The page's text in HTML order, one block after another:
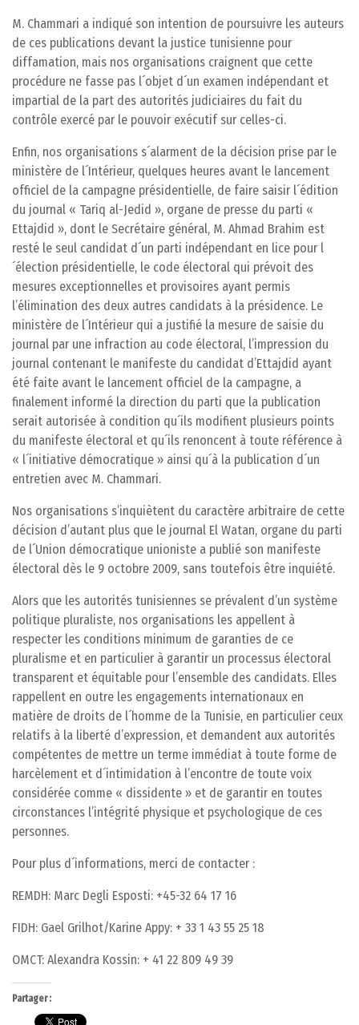
M. Chammari a indiqué son intention de poursuivre les auteurs
de ces publications devant la justice tunisienne pour
diffamation, mais nos organisations craignent que cette
procédure ne fasse pas l´objet d´un examen indépendant et
impartial de la part des autorités judiciaires du fait du
contrôle exercé par le pouvoir exécutif sur celles-ci.
Enfin, nos organisations s´alarment de la décision prise par le
ministère de l´Intérieur, quelques heures avant le lancement
officiel de la campagne présidentielle, de faire saisir l´édition
du journal « Tariq al-Jedid », organe de presse du parti «
Ettajdid », dont le Secrétaire général, M. Ahmad Brahim est
resté le seul candidat d´un parti indépendant en lice pour l
´élection présidentielle, le code électoral qui prévoit des
mesures exceptionnelles et provisoires ayant permis
l’élimination des deux autres candidats à la présidence. Le
ministère de l´Intérieur qui a justifié la mesure de saisie du
journal par une infraction au code électoral, l’impression du
journal contenant le manifeste du candidat d’Ettajdid ayant
été faite avant le lancement officiel de la campagne, a
finalement informé la direction du parti que la publication
serait autorisée à condition qu´ils modifient plusieurs points
du manifeste électoral et qu´ils renoncent à toute référence à
« l´initiative démocratique » ainsi qu´à la publication d´un
entretien avec M. Chammari.
Nos organisations s’inquiètent du caractère arbitraire de cette
décision d’autant plus que le journal El Watan, organe du parti
de l´Union démocratique unioniste a publié son manifeste
électoral dès le 9 octobre 2009, sans toutefois être inquiété.
Alors que les autorités tunisiennes se prévalent d’un système
politique pluraliste, nos organisations les appellent à
respecter les conditions minimum de garanties de ce
pluralisme et en particulier à garantir un processus électoral
transparent et équitable pour l’ensemble des candidats. Elles
rappellent en outre les engagements internationaux en
matière de droits de l´homme de la Tunisie, en particulier ceux
relatifs à la liberté d’expression, et demandent aux autorités
compétentes de mettre un terme immédiat à toute forme de
harcèlement et d´intimidation à l’encontre de toute voix
considérée comme « dissidente » et de garantir en toutes
circonstances l’intégrité physique et psychologique de ces
personnes.
Pour plus d´informations, merci de contacter :
REMDH: Marc Degli Esposti: +45-32 64 17 16
FIDH: Gael Grilhot/Karine Appy: + 33 1 43 55 25 18
OMCT: Alexandra Kossin: + 41 22 809 49 39
Partager :